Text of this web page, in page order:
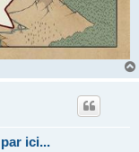
ici...